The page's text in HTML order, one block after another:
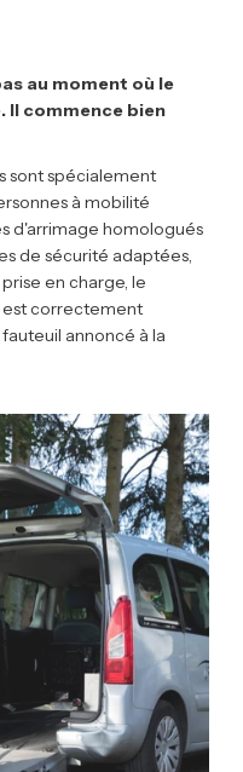
au moment où le
Il commence bien
sont spécialement
à mobilité
d'arrimage homologués
de sécurité adaptées,
en charge, le
est correctement
annoncé à la